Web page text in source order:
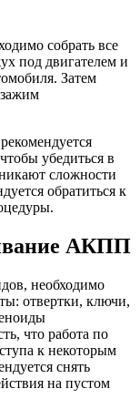
собрать все
под двигателем и
Затем
убедиться в
сложности
обратиться к
АКПП
необходимо
отвертки, ключи,
что работа по
к некоторым
снять
на пустом